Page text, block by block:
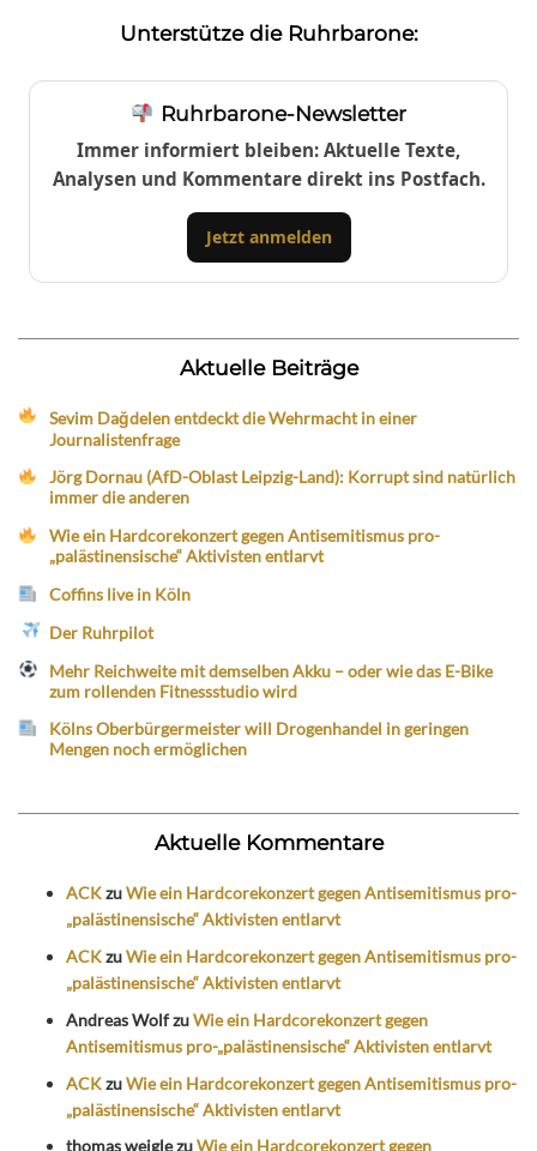
Unterstütze die Ruhrbarone:
Ruhrbarone-Newsletter
Immer informiert bleiben: Aktuelle Texte,
Analysen und Kommentare direkt ins Postfach.
Jetzt anmelden
Aktuelle Beiträge
Sevim Dağdelen entdeckt die Wehrmacht in einer
Journalistenfrage
Jörg Dornau (AfD-Oblast Leipzig-Land): Korrupt sind natürlich
immer die anderen
Wie ein Hardcorekonzert gegen Antisemitismus pro-
„palästinensische“ Aktivisten entlarvt
Coffins live in Köln
Der Ruhrpilot
Mehr Reichweite mit demselben Akku – oder wie das E-Bike
zum rollenden Fitnessstudio wird
Kölns Oberbürgermeister will Drogenhandel in geringen
Mengen noch ermöglichen
Aktuelle Kommentare
ACKzuWie ein Hardcorekonzert gegen Antisemitismus pro-
„palästinensische“ Aktivisten entlarvt
ACKzuWie ein Hardcorekonzert gegen Antisemitismus pro-
„palästinensische“ Aktivisten entlarvt
Andreas WolfzuWie ein Hardcorekonzert gegen
Antisemitismus pro-„palästinensische“ Aktivisten entlarvt
ACKzuWie ein Hardcorekonzert gegen Antisemitismus pro-
„palästinensische“ Aktivisten entlarvt
thomas weiglezuWie ein Hardcorekonzert gegen